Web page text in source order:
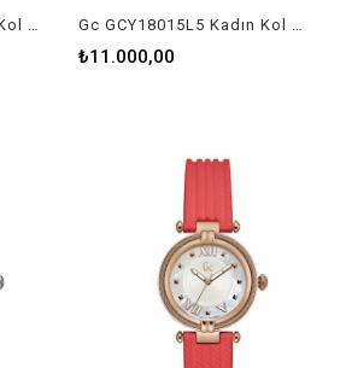
Gc GCY18002L1 Kadın Kol Saati Gc GCY18015L5 Kadın Kol Saati
₺11.000,00